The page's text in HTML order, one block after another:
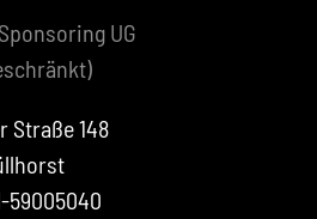
UG
Straße 148
59005040